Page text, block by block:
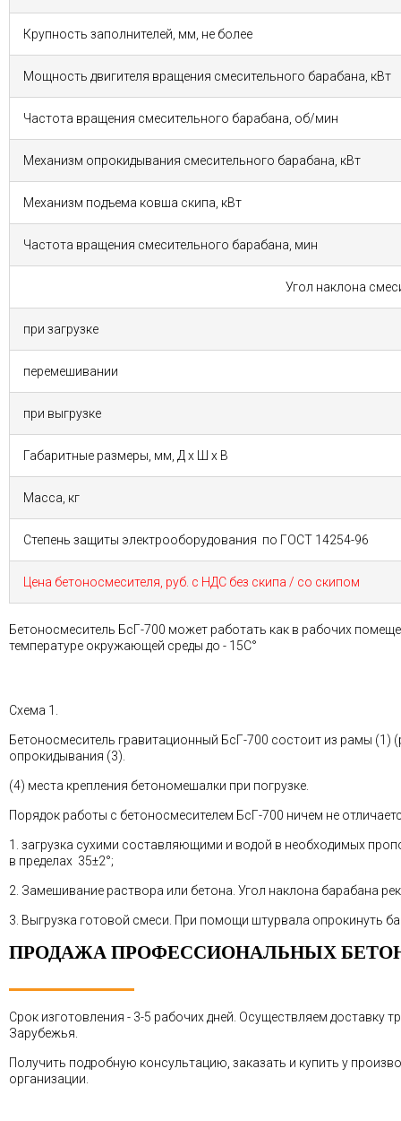
Крупность заполнителей, мм, не более
Мощность двигителя вращения смесительного барабана, кВт
Частота вращения смесительного барабана, об/мин­
Механизм опрокидывания смесительного барабана, кВт
Механизм подъема ковша скипа, кВт
Частота вращения смесительного барабана, мин
Угол наклона
при загрузке
перемешивании
при выгрузке
Габаритные размеры, мм, Д х Ш х В
Масса, кг
Степень защиты электрооборудования по ГОСТ 14254-96
Цена бетоносмесителя, руб. с НДС без скипа / со скипом
Бетоносмеситель БсГ-700 может работать как в рабочих
температуре окружающей среды до - 15С°
Схема 1.
Бетоносмеситель гравитационный БсГ-700 состоит из рамы (1)
опрокидывания (3).
(4) места крепления бетономешалки при погрузке.
Порядок работы с бетоносмесителем БсГ-700 ничем не
1. загрузка сухими составляющими и водой в необходимых
в пределах 35±2°;
2. Замешивание раствора или бетона. Угол наклона барабана
3. Выгрузка готовой смеси. При помощи штурвала опрокинуть
ПРОДАЖА ПРОФЕССИОНАЛЬНЫХ
Срок изготовления - 3-5 рабочих дней. Осуществляем
Зарубежья.
Получить подробную консультацию, заказать и купить у
организации.